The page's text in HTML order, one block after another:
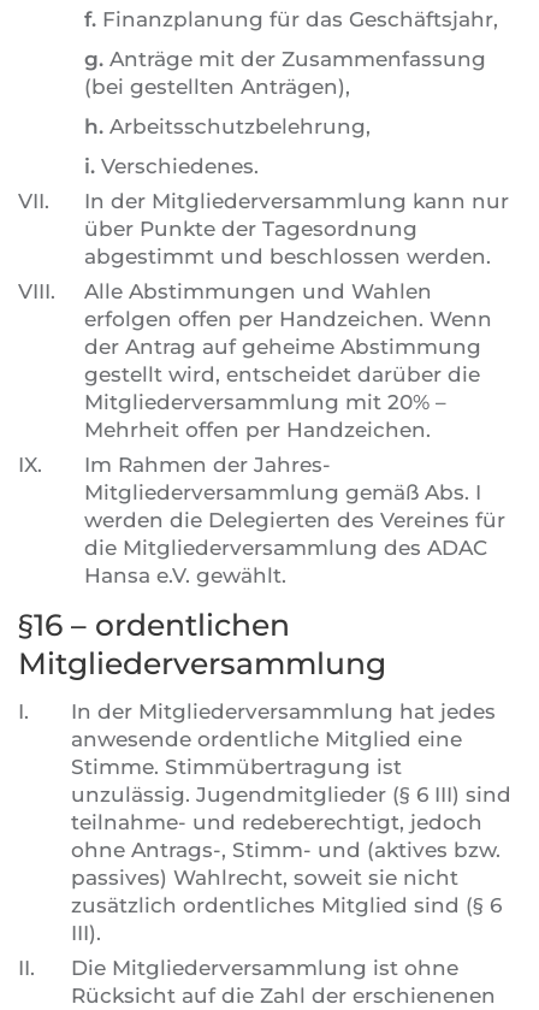
f. Finanzplanung für das Geschäftsjahr,
g. Anträge mit der Zusammenfassung
(bei gestellten Anträgen),
h. Arbeitsschutzbelehrung,
i. Verschiedenes.
VII.
In der Mitgliederversammlung kann nur
über Punkte der Tagesordnung
abgestimmt und beschlossen werden.
VIII.
Alle Abstimmungen und Wahlen
erfolgen offen per Handzeichen. Wenn
der Antrag auf geheime Abstimmung
gestellt wird, entscheidet darüber die
Mitgliederversammlung mit 20% –
Mehrheit offen per Handzeichen.
IX.
Im Rahmen der Jahres-
Mitgliederversammlung gemäß Abs. I
werden die Delegierten des Vereines für
die Mitgliederversammlung des ADAC
Hansa e.V. gewählt.
§16 – ordentlichen
Mitgliederversammlung
I.
In der Mitgliederversammlung hat jedes
anwesende ordentliche Mitglied eine
Stimme. Stimmübertragung ist
unzulässig. Jugendmitglieder (§ 6 III) sind
teilnahme- und redeberechtigt, jedoch
ohne Antrags-, Stimm- und (aktives bzw.
passives) Wahlrecht, soweit sie nicht
zusätzlich ordentliches Mitglied sind (§ 6
III).
II.
Die Mitgliederversammlung ist ohne
Rücksicht auf die Zahl der erschienenen